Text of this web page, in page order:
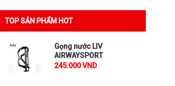
TOP SẢN PHẨM HOT
Gọng nước LIV
AIRWAYSPORT
245.000 VND